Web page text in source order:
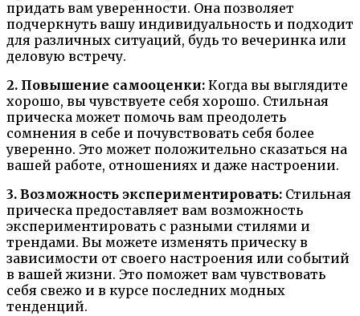
придать вам уверенности. Она позволяет
подчеркнуть вашу индивидуальность и подходит
для различных ситуаций, будь то вечеринка или
деловую встречу.
2. Повышение самооценки: Когда вы выглядите
хорошо, вы чувствуете себя хорошо. Стильная
прическа может помочь вам преодолеть
сомнения в себе и почувствовать себя более
уверенно. Это может положительно сказаться на
вашей работе, отношениях и даже настроении.
3. Возможность экспериментировать: Стильная
прическа предоставляет вам возможность
экспериментировать с разными стилями и
трендами. Вы можете изменять прическу в
зависимости от своего настроения или событий
в вашей жизни. Это поможет вам чувствовать
себя свежо и в курсе последних модных
тенденций.